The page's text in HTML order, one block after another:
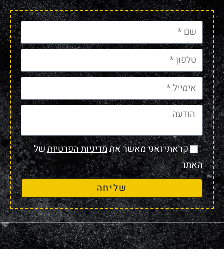
קראתי ואני מאשר אתמדיניות הפרטיותשל
האתר
שליחה